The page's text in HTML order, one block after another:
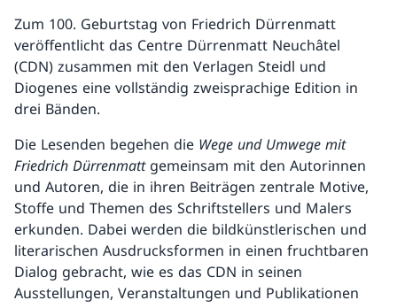
Zum 100. Geburtstag von Friedrich Dürrenmatt
veröffentlicht das Centre Dürrenmatt Neuchâtel
(CDN) zusammen mit den Verlagen Steidl und
Diogenes eine vollständig zweisprachige Edition in
drei Bänden.
Die Lesenden begehen die Wege und Umwege mit
Friedrich Dürrenmattgemeinsam mit den Autorinnen
und Autoren, die in ihren Beiträgen zentrale Motive,
Stoffe und Themen des Schriftstellers und Malers
erkunden. Dabei werden die bildkünstlerischen und
literarischen Ausdrucksformen in einen fruchtbaren
Dialog gebracht, wie es das CDN in seinen
Ausstellungen, Veranstaltungen und Publikationen